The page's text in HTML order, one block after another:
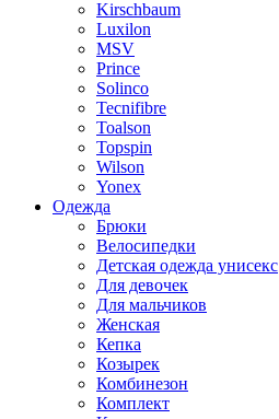
Kirschbaum
Luxilon
MSV
Prince
Solinco
Tecnifibre
Toalson
Topspin
Wilson
Yonex
Одежда
Брюки
Велосипедки
Детская одежда унисекс
Для девочек
Для мальчиков
Женская
Кепка
Козырек
Комбинезон
Комплект